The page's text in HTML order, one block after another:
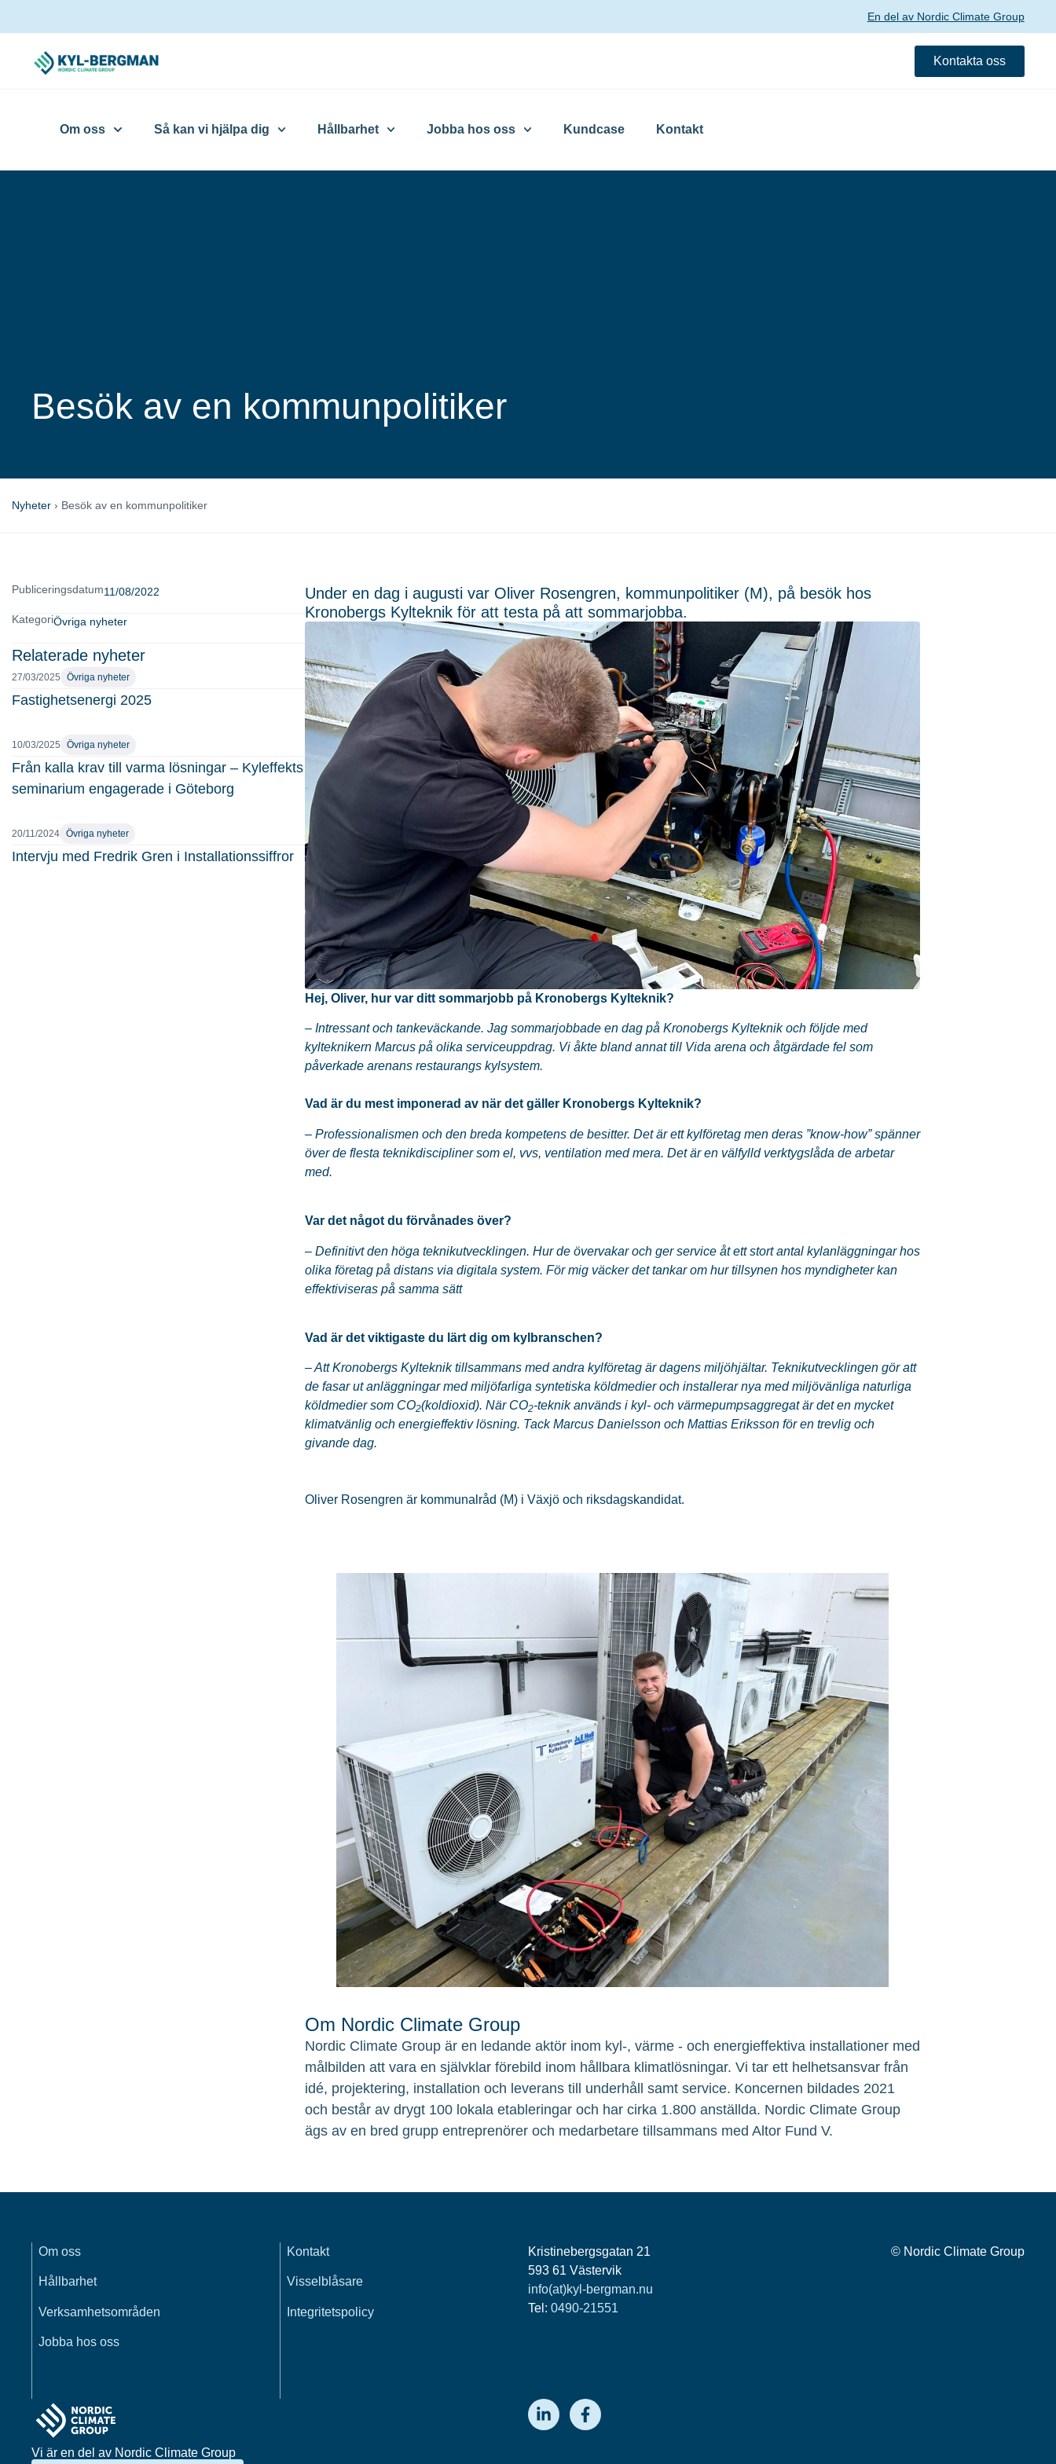
En del av Nordic Climate Group
Kontakta oss
Om oss Så kan vi hjälpa dig Hållbarhet Jobba hos oss Kundcase Kontakt
Besök av en kommunpolitiker
Nyheter › Besök av en kommunpolitiker
Publiceringsdatum11/08/2022
KategoriÖvriga nyheter
Relaterade nyheter
27/03/2025 Övriga nyheter
Fastighetsenergi 2025
10/03/2025 Övriga nyheter
Från kalla krav till varma lösningar – Kyleffekts
seminarium engagerade i Göteborg
20/11/2024 Övriga nyheter
Intervju med Fredrik Gren i Installationssiffror
Under en dag i augusti var Oliver Rosengren, kommunpolitiker (M), på besök hos
Kronobergs Kylteknik för att testa på att sommarjobba.
Hej, Oliver, hur var ditt sommarjobb på Kronobergs Kylteknik?
– Intressant och tankeväckande. Jag sommarjobbade en dag på Kronobergs Kylteknik och följde med
kylteknikern Marcus på olika serviceuppdrag. Vi åkte bland annat till Vida arena och åtgärdade fel som
påverkade arenans restaurangs kylsystem.
Vad är du mest imponerad av när det gäller Kronobergs Kylteknik?
– Professionalismen och den breda kompetens de besitter. Det är ett kylföretag men deras ”know-how” spänner
över de flesta teknikdiscipliner som el, vvs, ventilation med mera. Det är en välfylld verktygslåda de arbetar
med.
Var det något du förvånades över?
– Definitivt den höga teknikutvecklingen. Hur de övervakar och ger service åt ett stort antal kylanläggningar hos
olika företag på distans via digitala system. För mig väcker det tankar om hur tillsynen hos myndigheter kan
effektiviseras på samma sätt
Vad är det viktigaste du lärt dig om kylbranschen?
– Att Kronobergs Kylteknik tillsammans med andra kylföretag är dagens miljöhjältar. Teknikutvecklingen gör att
de fasar ut anläggningar med miljöfarliga syntetiska köldmedier och installerar nya med miljövänliga naturliga
köldmedier som CO2(koldioxid). När CO2-teknik används i kyl- och värmepumpsaggregat är det en mycket
klimatvänlig och energieffektiv lösning. Tack Marcus Danielsson och Mattias Eriksson för en trevlig och
givande dag.
Oliver Rosengren är kommunalråd (M) i Växjö och riksdagskandidat.
Om Nordic Climate Group
Nordic Climate Group är en ledande aktör inom kyl-, värme - och energieffektiva installationer med
målbilden att vara en självklar förebild inom hållbara klimatlösningar. Vi tar ett helhetsansvar från
idé, projektering, installation och leverans till underhåll samt service. Koncernen bildades 2021
och består av drygt 100 lokala etableringar och har cirka 1.800 anställda. Nordic Climate Group
ägs av en bred grupp entreprenörer och medarbetare tillsammans med Altor Fund V.
Om oss
Hållbarhet
Verksamhetsområden
Jobba hos oss
Kontakt
Visselblåsare
Integritetspolicy
Kristinebergsgatan 21
593 61 Västervik
info(at)kyl-bergman.nu
Tel: 0490-21551
© Nordic Climate Group
Vi är en del av Nordic Climate Group